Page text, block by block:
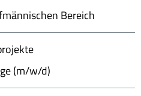
Bereich
(m/w/d)